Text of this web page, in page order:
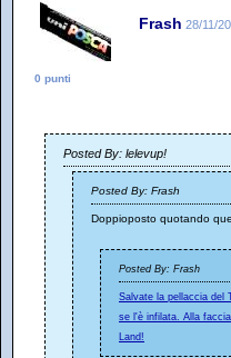
Frash 28/11/
0 punti
Posted By: lelevup!
Posted By: Frash
Doppioposto quotando
Posted By: Frash
Salvate la pellaccia del
se l'è infilata. Alla
Land!